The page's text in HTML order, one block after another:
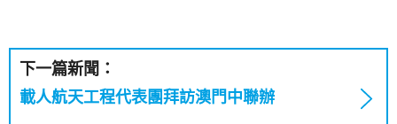
下一篇新聞：
載人航天工程代表團拜訪澳門中聯辦